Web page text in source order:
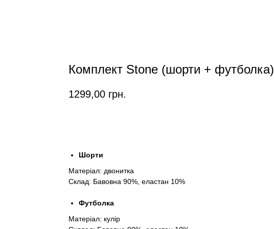
Комплект Stone (шорти + футболка)
1299,00 грн.
Шорти
Матеріал: двонитка
Склад: Бавовна 90%, еластан 10%
Футболка
Матеріал: кулір